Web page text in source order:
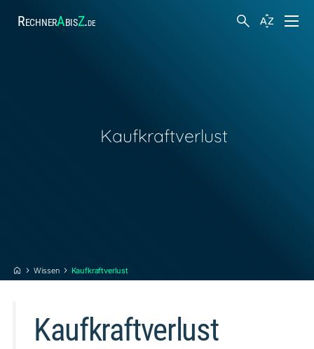
RechnerAbisZ.de
Sonstiges
Wissen Kaufkraftverlust
Kaufkraftverlust
Kaufkraftverlust